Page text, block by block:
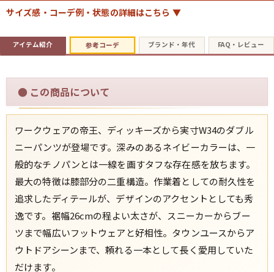
すべての年代を見る
週刊ラッシュアウト新聞
古着コラム
メディア・イベント情報
Youtube 古着屋Rush Out チャンネル
スタッフコーディネート
サイズ感・コーデ例・状態の詳細はこちら ▼
アイテム紹介 参考コーデ ブランド・年代 FAQ・レビュー
● この商品について
ワークウェアの帝王、ディッキーズから実寸W34のダブル
ニーパンツが登場です。深みのあるネイビーカラーは、一
般的なチノパンとは一線を画すタフな存在感を放ちます。
最大の特徴は膝部分の二重構造。作業着としての耐久性を
追求したディテールが、デザインのアクセントとしても秀
逸です。裾幅26cmの程よい太さが、スニーカーからブー
ツまで幅広いフットウェアと好相性。タウンユースからア
ウトドアシーンまで、頼れる一本として長く愛用していた
だけます。